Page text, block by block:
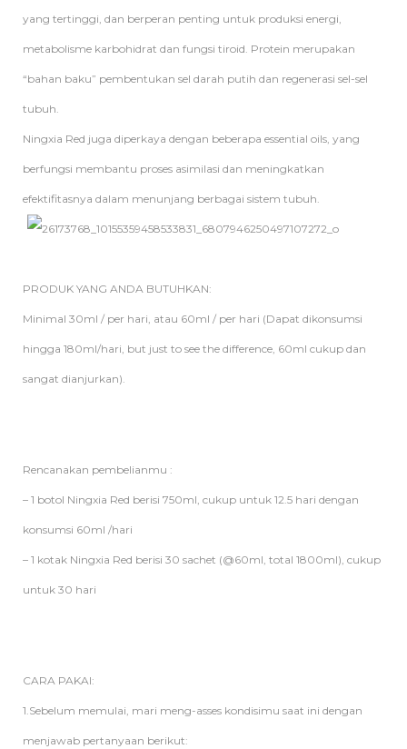
yang tertinggi, dan berperan penting untuk produksi energi,
metabolisme karbohidrat dan fungsi tiroid. Protein merupakan
“bahan baku” pembentukan sel darah putih dan regenerasi sel-sel
tubuh.
Ningxia Red juga diperkaya dengan beberapa essential oils, yang
berfungsi membantu proses asimilasi dan meningkatkan
efektifitasnya dalam menunjang berbagai sistem tubuh.
PRODUK YANG ANDA BUTUHKAN:
Minimal 30ml / per hari, atau 60ml / per hari (Dapat dikonsumsi
hingga 180ml/hari, but just to see the difference, 60ml cukup dan
sangat dianjurkan).
Rencanakan pembelianmu :
– 1 botol Ningxia Red berisi 750ml, cukup untuk 12.5 hari dengan
konsumsi 60ml /hari
– 1 kotak Ningxia Red berisi 30 sachet (@60ml, total 1800ml), cukup
untuk 30 hari
CARA PAKAI:
1.Sebelum memulai, mari meng-asses kondisimu saat ini dengan
menjawab pertanyaan berikut: